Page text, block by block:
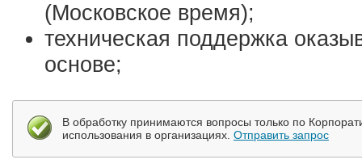
(Московское время);
техническая поддержка
основе;
В обработку принимаются вопросы только по
использования в организациях. Отправить запрос